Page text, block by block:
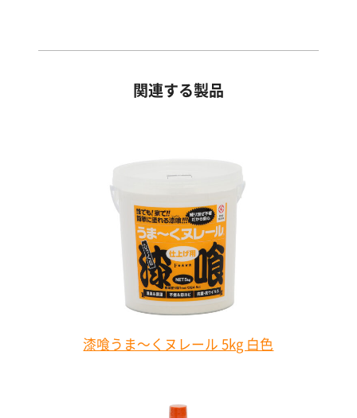
関連する製品
漆喰うま～くヌレール 5kg 白色